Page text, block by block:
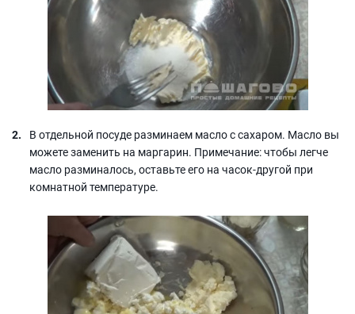
В отдельной посуде разминаем масло с сахаром. Масло вы
можете заменить на маргарин. Примечание: чтобы легче
масло разминалось, оставьте его на часок-другой при
комнатной температуре.